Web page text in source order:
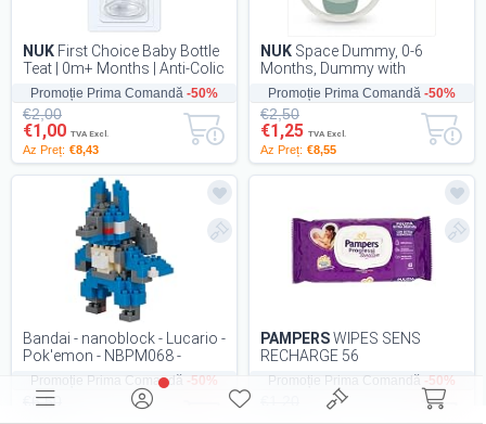
Promoție Prima Comandă -50%
NUK First Choice Baby Bottle
Teat | 0m+ Months | Anti-Colic
Bottle Teat | Silicone | Small...
€2,00
€1,00 TVA Excl.
Az Preț: €8,43
Promoție Prima Comandă -50%
NUK Space Dummy, 0-6
Months, Dummy with
Additional Ventilation for
Sensitive Skin, BPA-Fre...
€2,50
€1,25 TVA Excl.
Az Preț: €8,55
Promoție Prima Comandă -50%
Bandai - nanoblock - Lucario -
Pok'emon - NBPM068 -
Multicolor, Build the Iconic
Lucario w...
€6,50
€3,25TVA Excl.
Promoție Prima Comandă -50%
PAMPERSWIPES SENS
RECHARGE 56
€0,60TVA Excl.